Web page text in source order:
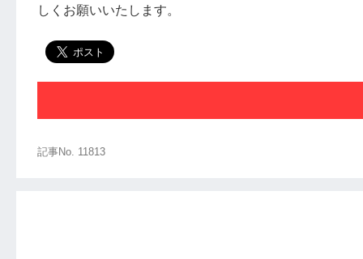
しくお願いいたします。
記事No. 11813